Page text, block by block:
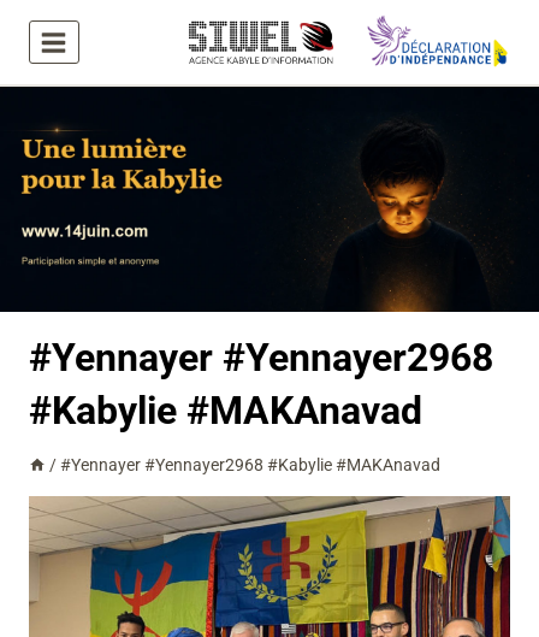
contenu
#Yennayer #Yennayer2968
#Kabylie #MAKAnavad
/ #Yennayer #Yennayer2968 #Kabylie #MAKAnavad